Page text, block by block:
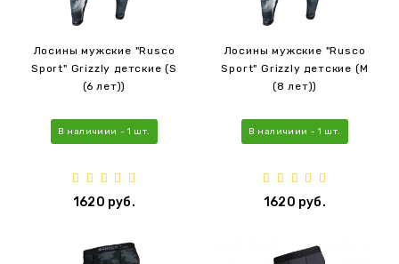
Лосины мужские "Rusco
Sport" Grizzly детские (S
(6 лет))
В наличиии - 1 шт.
1620 руб.
Лосины мужские "Rusco
Sport" Grizzly детские (M
(8 лет))
В наличиии - 1 шт.
1620 руб.